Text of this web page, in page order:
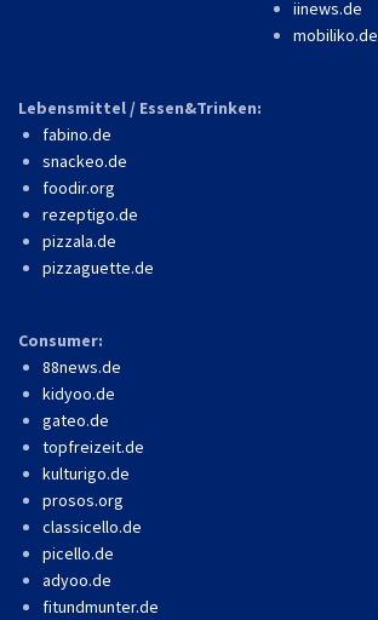
iinews.de
mobiliko.de
Lebensmittel / Essen&Trinken:
fabino.de
snackeo.de
foodir.org
rezeptigo.de
pizzala.de
pizzaguette.de
Consumer:
88news.de
kidyoo.de
gateo.de
topfreizeit.de
kulturigo.de
prosos.org
classicello.de
picello.de
adyoo.de
fitundmunter.de